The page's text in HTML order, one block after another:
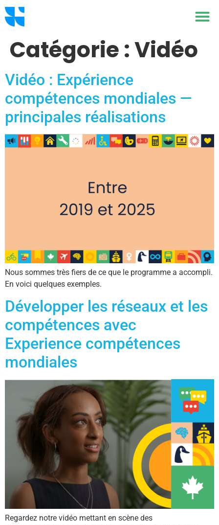
Catégorie :Vidéo
Vidéo : Expérience
compétences mondiales —
principales réalisations
Nous sommes très fiers de ce que le programme a accompli.
En voici quelques exemples.
Développer les réseaux et les
compétences avec
Experience compétences
mondiales
Regardez notre vidéo mettant en scène des